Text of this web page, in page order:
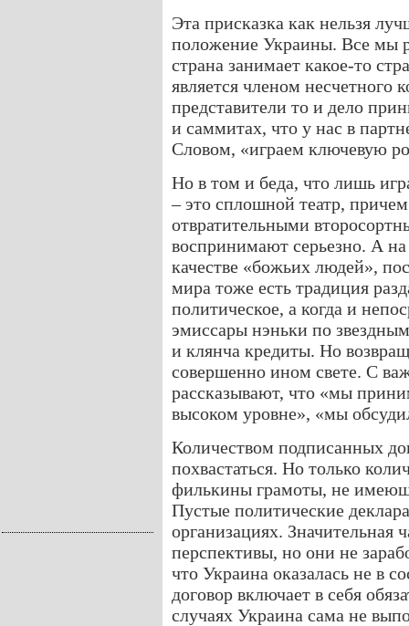
Эта присказка как нельзя
положение Украины. Все мы
страна занимает какое-то
является членом несчетного
представители то и дело
и саммитах, что у нас в
Словом, «играем ключевую
Но в том и беда, что лишь
– это сплошной театр,
отвратительными
воспринимают серьезно. А
качестве «божьих людей»,
мира тоже есть традиция
политическое, а когда и
эмиссары нэньки по
и клянча кредиты. Но
совершенно ином свете. С
рассказывают, что «мы
высоком уровне», «мы
Количеством подписанных
похвастаться. Но только
филькины грамоты, не
Пустые политические
организациях. Значительная
перспективы, но они не
что Украина оказалась не в
договор включает в себя
случаях Украина сама не